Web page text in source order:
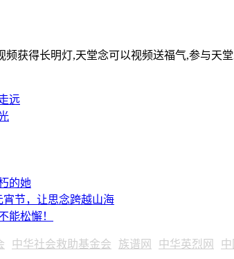
频获得长明灯,天堂念可以视频送福气,参与天
远
的她
节，让思念跨越山海
能松懈！
中华社会救助基金会 族谱网 中华英烈网